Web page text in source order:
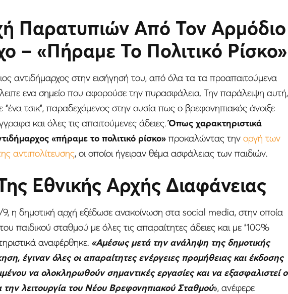
Παρατυπιών Από Τον Αρμόδιο
– «Πήραμε Το Πολιτικό Ρίσκο»
αντιδήμαρχος στην εισήγησή του, από όλα τα τα προαπαιτούμενα
ενα σημείο που αφορούσε την πυρασφάλεια. Την παράλειψη αυτή,
τσικ”, παραδεχόμενος στην ουσία πως ο βρεφονηπιακός άνοιξε
και όλες τις απαιτούμενες άδειες.Όπως χαρακτηριστικά
«πήραμε το πολιτικό ρίσκο» προκαλώντας την οργή των
αντιπολίτευσης, οι οποίοι ήγειραν θέμα ασφάλειας των παιδιών.
Εθνικής Αρχής Διαφάνειας
η δημοτική αρχή εξέδωσε ανακοίνωση στα social media, στην οποία
παιδικού σταθμού με όλες τις απαραίτητες άδειες και με “100%
αναφέρθηκε. «Αμέσως μετά την ανάληψη της δημοτικής
έγιναν όλες οι απαραίτητες ενέργειες προμήθειας και έκδοσης
να ολοκληρωθούν σημαντικές εργασίες και να εξασφαλιστεί ο
την λειτουργία του Νέου Βρεφονηπιακού Σταθμού», ανέφερε